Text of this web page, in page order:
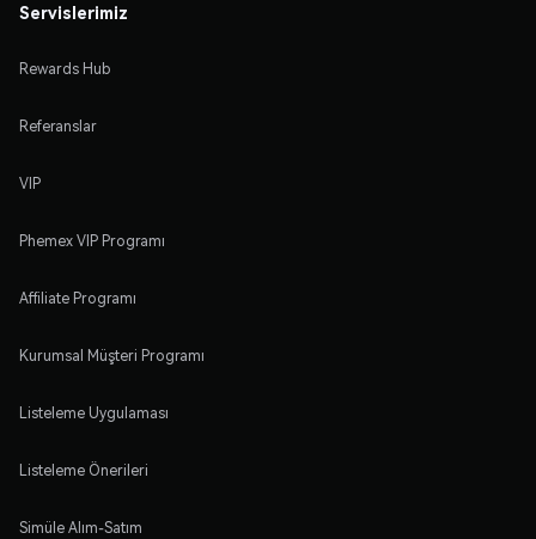
Servislerimiz
Rewards Hub
Referanslar
VIP
Phemex VIP Programı
Affiliate Programı
Kurumsal Müşteri Programı
Listeleme Uygulaması
Listeleme Önerileri
Simüle Alım-Satım